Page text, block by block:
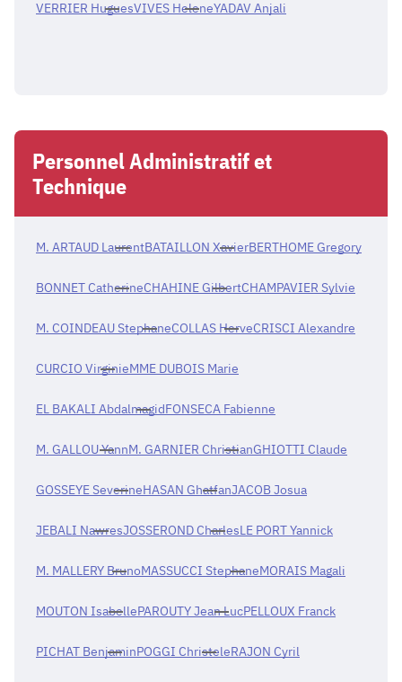
VERRIER HuguesVIVES HeleneYADAV Anjali
Personnel Administratif et
Technique
M. ARTAUD LaurentBATAILLON XavierBERTHOME Gregory
BONNET CatherineCHAHINE GilbertCHAMPAVIER Sylvie
M. COINDEAU StephaneCOLLAS HerveCRISCI Alexandre
CURCIO VirginieMME DUBOIS Marie
EL BAKALI AbdalmagidFONSECA Fabienne
M. GALLOU YannM. GARNIER ChristianGHIOTTI Claude
GOSSEYE SeverineHASAN GhatfanJACOB Josua
JEBALI NawresJOSSEROND CharlesLE PORT Yannick
M. MALLERY BrunoMASSUCCI StephaneMORAIS Magali
MOUTON IsabellePAROUTY Jean LucPELLOUX Franck
PICHAT BenjaminPOGGI ChristeleRAJON Cyril